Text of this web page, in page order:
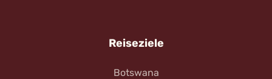
Reiseziele
Botswana